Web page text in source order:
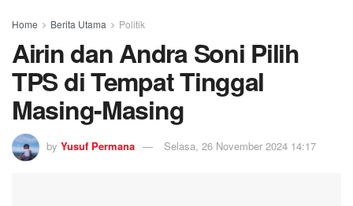
Home Berita Utama Politik
Airin dan Andra Soni Pilih
TPS di Tempat Tinggal
Masing-Masing
by Yusuf Permana Selasa, 26 November 2024 14:17